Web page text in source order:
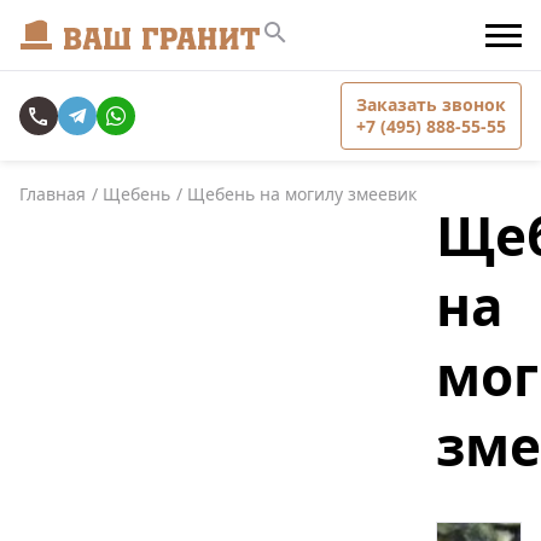
Заказать звонок
+7 (495) 888-55-55
Главная Щебень Щебень на могилу змеевик
на